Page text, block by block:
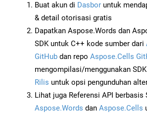
Buat akun di Dasbor untuk
& detail otorisasi gratis
Dapatkan Aspose.Words dan
SDK untuk C++ kode sumber dari
GitHub dan repo Aspose.Cells
mengompilasi/menggunakan
Rilis untuk opsi pengunduhan
Lihat juga Referensi API berbasis
Aspose.Words dan Aspose.Cells